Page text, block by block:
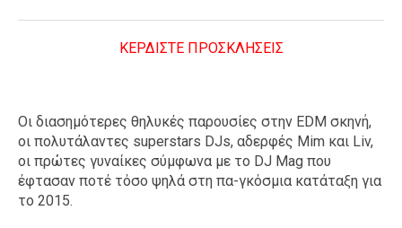
ΚΕΡΔΙΣΤΕ ΠΡΟΣΚΛΗΣΕΙΣ
Οι διασημότερες θηλυκές παρουσίες στην EDM σκηνή,
οι πολυτάλαντες superstars DJs, αδερφές Mim και Liv,
οι πρώτες γυναίκες σύμφωνα με το DJ Mag που
έφτασαν ποτέ τόσο ψηλά στη πα-γκόσμια κατάταξη για
το 2015.